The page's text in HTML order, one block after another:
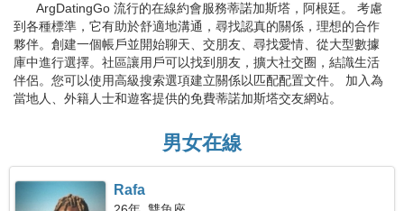
ArgDatingGo 流行的在線約會服務蒂諾加斯塔，阿根廷。 考慮
到各種標準，它有助於舒適地溝通，尋找認真的關係，理想的合作
夥伴。創建一個帳戶並開始聊天、交朋友、尋找愛情、從大型數據
庫中進行選擇。社區讓用戶可以找到朋友，擴大社交圈，結識生活
伴侶。您可以使用高級搜索選項建立關係以匹配配置文件。 加入為
當地人、外籍人士和遊客提供的免費蒂諾加斯塔交友網站。
男女在線
Rafa